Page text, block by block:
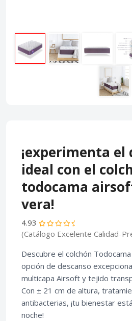
¡experimenta el
ideal con el
todocama
vera!
4.93
(Catálogo Excelente Calidad-
Descubre el colchón
opción de descanso
multicapa Airsoft y tejido
Con ± 21 cm de altura,
antibacterias, ¡tu bienestar
noche!